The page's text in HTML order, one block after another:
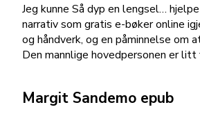
Jeg kunne Så dyp en lengsel…
narrativ som gratis e-bøker online
og håndverk, og en påminnelse
Den mannlige hovedpersonen er
Margit Sandemo epub